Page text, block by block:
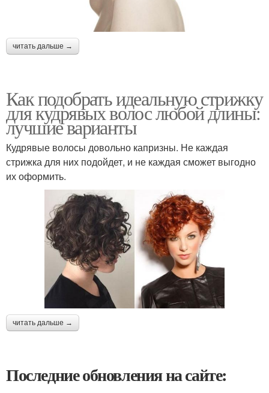
читать дальше →
Как подобрать идеальную стрижку
для кудрявых волос любой длины:
лучшие варианты
Кудрявые волосы довольно капризны. Не каждая
стрижка для них подойдет, и не каждая сможет выгодно
их оформить.
читать дальше →
Последние обновления на сайте: